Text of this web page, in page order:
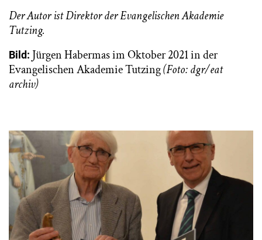
Der Autor ist Direktor der Evangelischen Akademie
Tutzing.
Bild: Jürgen Habermas im Oktober 2021 in der
Evangelischen Akademie Tutzing(Foto: dgr/eat
archiv)